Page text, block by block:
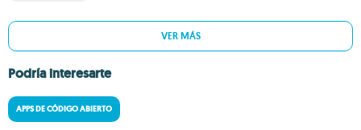
VER MÁS
Podría interesarte
APPS DE CÓDIGO ABIERTO